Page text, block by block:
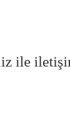
ile